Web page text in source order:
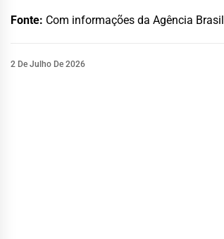
Fonte: Com informações da Agência Brasil
2 De Julho De 2026